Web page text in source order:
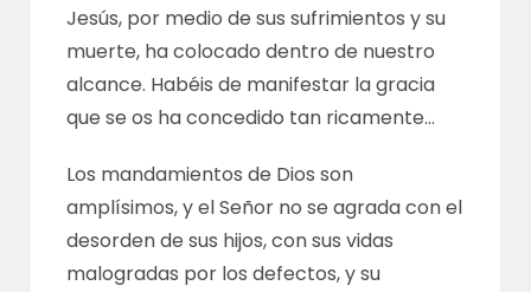
Jesús, por medio de sus sufrimientos y su
muerte, ha colocado dentro de nuestro
alcance. Habéis de manifestar la gracia
que se os ha concedido tan ricamente…
Los mandamientos de Dios son
amplísimos, y el Señor no se agrada con el
desorden de sus hijos, con sus vidas
malogradas por los defectos, y su